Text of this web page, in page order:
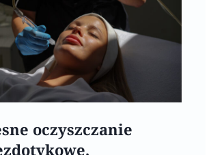
oczyszczanie